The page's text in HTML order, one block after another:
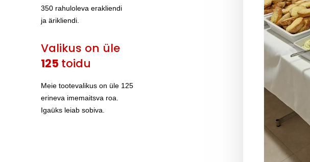
350 rahuloleva erakliendi
ja ärikliendi.
Valikus on üle
125 toidu
Meie tootevalikus on üle 125
erineva imemaitsva roa.
Igaüks leiab sobiva.